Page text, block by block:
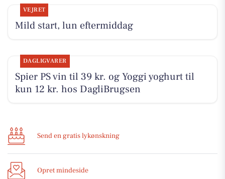
VEJRET
Mild start, lun eftermiddag
DAGLIGVARER
Spier PS vin til 39 kr. og Yoggi yoghurt til
kun 12 kr. hos DagliBrugsen
Send en gratis lykønskning
Opret mindeside